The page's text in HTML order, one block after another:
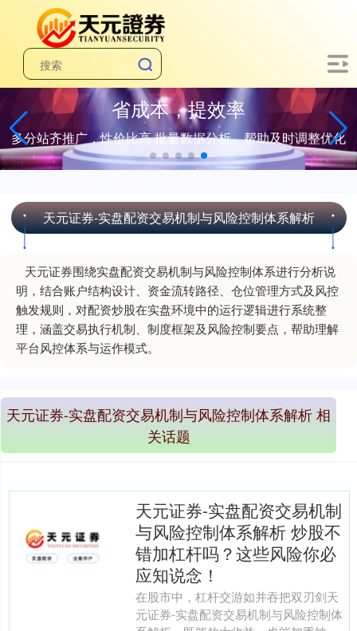
省成本，提效率
多分站齐推广，性价比高 批量数据分析，帮助及时调整优化
天元证券-实盘配资交易机制与风险控制体系解析
天元证券围绕实盘配资交易机制与风险控制体系进行分析说
明，结合账户结构设计、资金流转路径、仓位管理方式及风控
触发规则，对配资炒股在实盘环境中的运行逻辑进行系统整
理，涵盖交易执行机制、制度框架及风险控制要点，帮助理解
平台风控体系与运作模式。
天元证券-实盘配资交易机制与风险控制体系解析 相
关话题
天元证券-实盘配资交易机制
与风险控制体系解析 炒股不
错加杠杆吗？这些风险你必
应知说念！
在股市中，杠杆交游如并吞把双刃剑天
元证券-实盘配资交易机制与风险控制体